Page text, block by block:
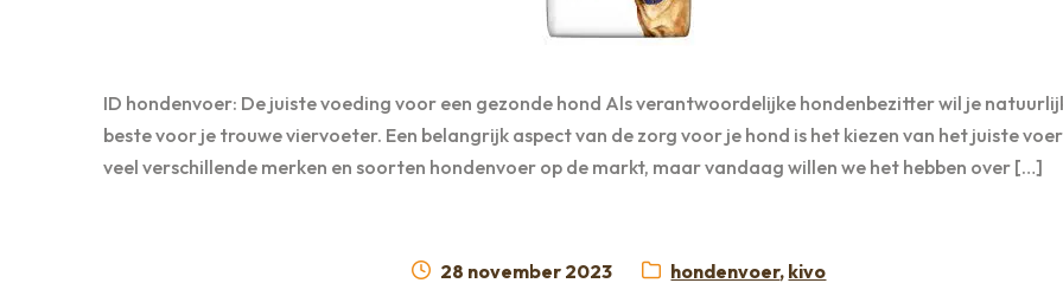
ID hondenvoer: De juiste voeding voor een gezonde hond Als verantwoordelijke hondenbezitter wil je
beste voor je trouwe viervoeter. Een belangrijk aspect van de zorg voor je hond is het kiezen van het juiste
veel verschillende merken en soorten hondenvoer op de markt, maar vandaag willen we het hebben over […]
Geplaatst
28 november 2023 Categorieën:
hondenvoer, kivo